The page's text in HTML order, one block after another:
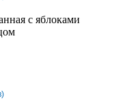
с яблоками